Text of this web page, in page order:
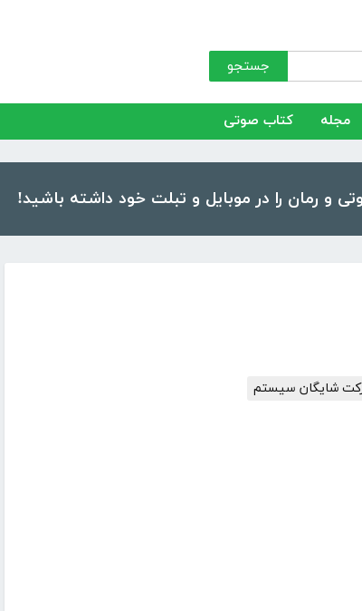
جستجو
مجله کتاب صوتی
شایگان سیستم